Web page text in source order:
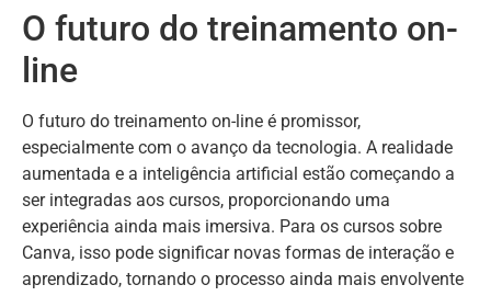
O futuro do treinamento on-
line
O futuro do treinamento on-line é promissor,
especialmente com o avanço da tecnologia. A realidade
aumentada e a inteligência artificial estão começando a
ser integradas aos cursos, proporcionando uma
experiência ainda mais imersiva. Para os cursos sobre
Canva, isso pode significar novas formas de interação e
aprendizado, tornando o processo ainda mais envolvente